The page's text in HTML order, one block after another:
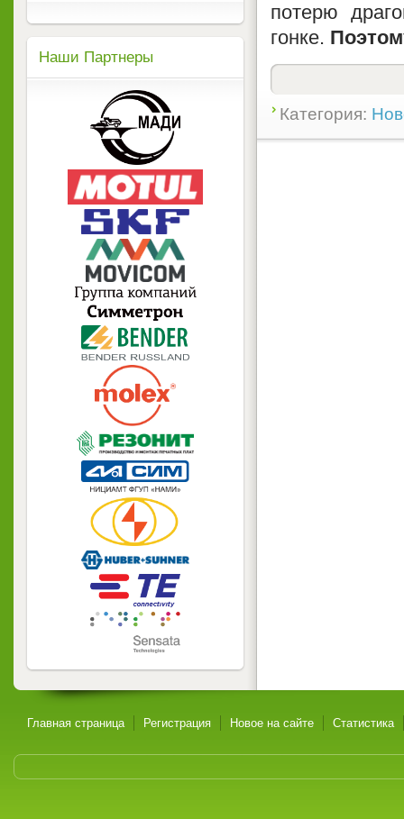
потерю
гонке.
Категория:
Наши Партнеры
Главная страница Регистрация Новое на сайте Статистика